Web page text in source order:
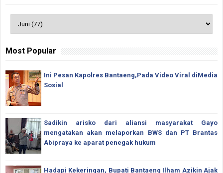
Most Popular
Ini Pesan Kapolres Bantaeng,Pada Video Viral diMedia
Sosial
Sadikin arisko dari aliansi masyarakat Gayo
mengatakan akan melaporkan BWS dan PT Brantas
Abipraya ke aparat penegak hukum
Hadapi Kekeringan, Bupati Bantaeng Ilham Azikin Ajak